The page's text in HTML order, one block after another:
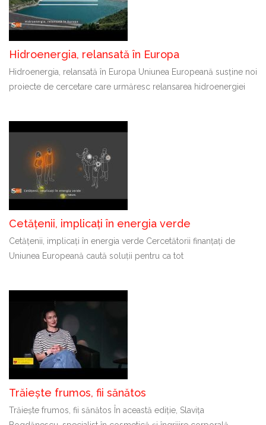
Hidroenergia, relansată în Europa
Hidroenergia, relansată în Europa Uniunea Europeană susține noi
proiecte de cercetare care urmăresc relansarea hidroenergiei
Cetățenii, implicați în energia verde
Cetățenii, implicați în energia verde Cercetătorii finanțați de
Uniunea Europeană caută soluții pentru ca tot
Trăiește frumos, fii sănătos
Trăiește frumos, fii sănătos În această ediție, Slavița